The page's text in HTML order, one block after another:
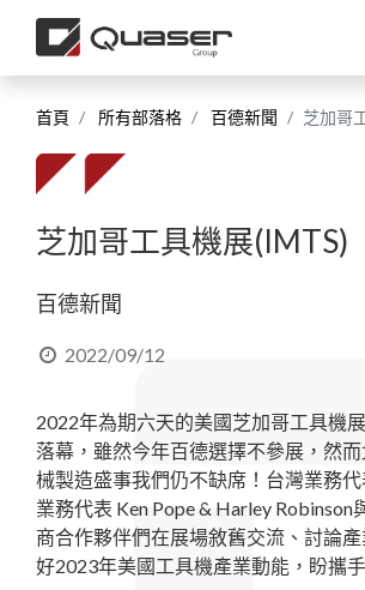
工藝技術
技術支援
最新消息
關於我們
聯絡我們
首頁 所有部落格 百德新聞 芝加哥
芝加哥工具機展(IMTS)
百德新聞
2022/09/12
2022年為期六天的美國芝加哥工具機
落幕，雖然今年百德選擇不參展，然
械製造盛事我們仍不缺席！台灣業務
業務代表 Ken Pope & Harley Robinson
商合作夥伴們在展場敘舊交流、討論
好2023年美國工具機產業動能，盼攜